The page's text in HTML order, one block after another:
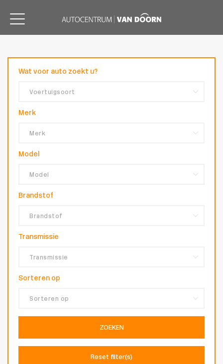
Wat voor auto zoekt u?
Merk
Model
Brandstof
Transmissie
Sorteren op
ZOEKEN
Reset filter(s)